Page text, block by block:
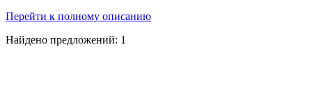
Перейти к полному описанию
Найдено предложений: 1